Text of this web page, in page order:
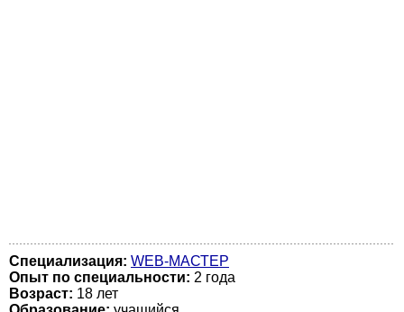
Специализация: WEB-МАСТЕР
Опыт по специальности: 2 года
Возраст: 18 лет